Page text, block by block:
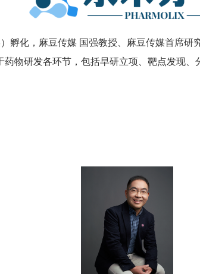
孵化，麻豆传媒 国强教授、麻豆传媒首席
物研发各环节，包括早研立项、靶点发现、